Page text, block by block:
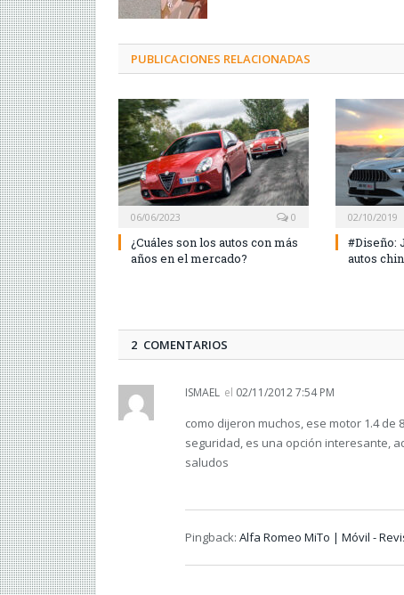
PUBLICACIONES RELACIONADAS
06/06/2023 0
¿Cuáles son los autos con más
años en el mercado?
02/10/2019
#Diseño:
autos
2 COMENTARIOS
ISMAEL el 02/11/2012 7:54 PM
como dijeron muchos, ese motor 1.4
seguridad, es una opción interesante,
saludos
Pingback: Alfa Romeo MiTo | Móvil -